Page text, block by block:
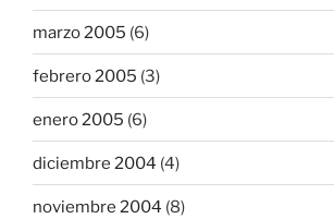
marzo 2005 (6)
febrero 2005 (3)
enero 2005 (6)
diciembre 2004 (4)
noviembre 2004 (8)